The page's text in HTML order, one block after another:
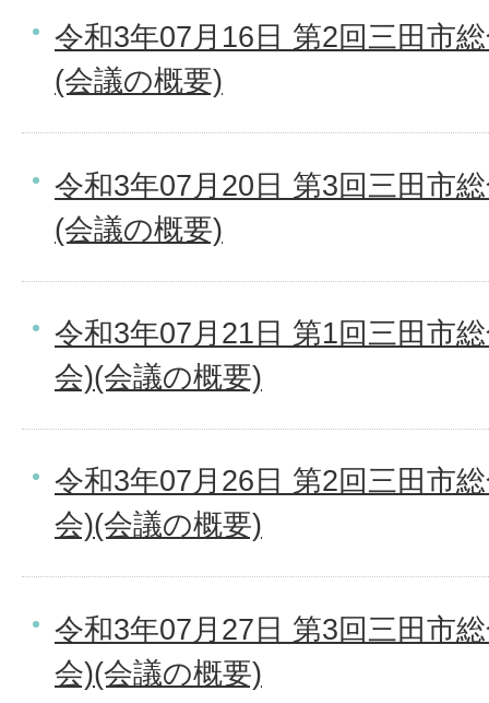
令和3年07月16日 第2回三田市
(会議の概要)
令和3年07月20日 第3回三田市
(会議の概要)
令和3年07月21日 第1回三田市
会)(会議の概要)
令和3年07月26日 第2回三田市
会)(会議の概要)
令和3年07月27日 第3回三田市
会)(会議の概要)